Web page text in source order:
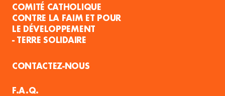
COMITÉ CATHOLIQUE
CONTRE LA FAIM ET POUR
LE DÉVELOPPEMENT
- TERRE SOLIDAIRE
CONTACTEZ-NOUS
F.A.Q.